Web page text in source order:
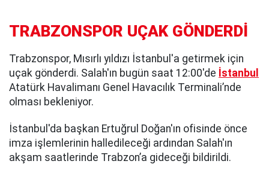
TRABZONSPOR UÇAK GÖNDERDİ
Trabzonspor, Mısırlı yıldızı İstanbul'a getirmek için
uçak gönderdi. Salah'ın bugün saat 12:00'de İstanbul
Atatürk Havalimanı Genel Havacılık Terminali’nde
olması bekleniyor.
İstanbul'da başkan Ertuğrul Doğan'ın ofisinde önce
imza işlemlerinin halledileceği ardından Salah'ın
akşam saatlerinde Trabzon’a gideceği bildirildi.